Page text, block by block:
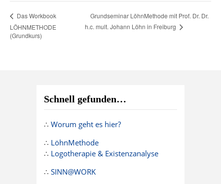
Das Workbook
LÖHNMETHODE
(Grundkurs)
Grundseminar LöhnMethode mit Prof. Dr. Dr.
h.c. mult. Johann Löhn in Freiburg
Schnell gefunden…
∴ Worum geht es hier?
∴ LöhnMethode
∴ Logotherapie & Existenzanalyse
∴ SINN@WORK